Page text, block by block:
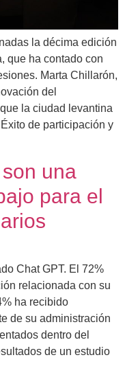
la décima edición
que ha contado con
Marta Chillarón,
del
la ciudad levantina
de participación y
una
para el
Chat GPT. El 72%
relacionada con su
ha recibido
de su administración
dentro del
de un estudio